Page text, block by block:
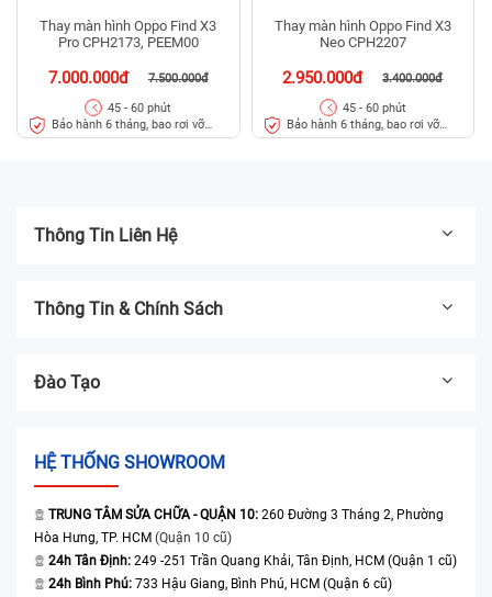
Thay màn hình Oppo Find X3
Pro CPH2173, PEEM00
7.000.000đ 7.500.000đ
45 - 60 phút
Bảo hành 6 tháng, bao rơi vỡ
kính
Thay màn hình Oppo Find X3
Neo CPH2207
2.950.000đ 3.400.000đ
45 - 60 phút
Bảo hành 6 tháng, bao rơi vỡ
kính
Thông Tin Liên Hệ
Thông Tin & Chính Sách
Đào Tạo
HỆ THỐNG SHOWROOM
TRUNG TÂM SỬA CHỮA - QUẬN 10: 260 Đường 3 Tháng 2, Phường
Hòa Hưng, TP. HCM (Quận 10 cũ)
24h Tân Định: 249 -251 Trần Quang Khải, Tân Định, HCM (Quận 1 cũ)
24h Bình Phú: 733 Hậu Giang, Bình Phú, HCM (Quận 6 cũ)